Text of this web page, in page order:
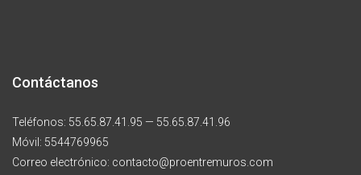
Contáctanos
Teléfonos: 55.65.87.41.95 — 55.65.87.41.96
Móvil: 5544769965
Correo electrónico: contacto@proentremuros.com